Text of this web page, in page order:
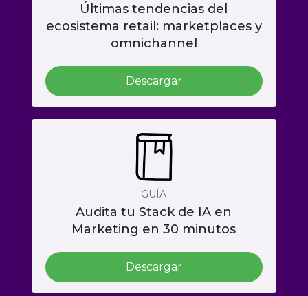
Últimas tendencias del
ecosistema retail: marketplaces y
omnichannel
Descargar
GUÍA
Audita tu Stack de IA en
Marketing en 30 minutos
Descargar